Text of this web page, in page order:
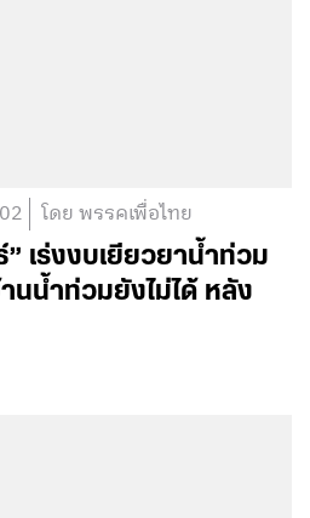
โดย พรรคเพื่อไทย
เร่งงบเยียวยาน้ำท่วม
นน้ำท่วมยังไม่ได้ หลัง